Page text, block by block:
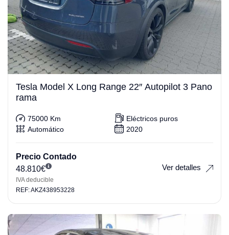
Tesla Model X Long Range 22″ Autopilot 3 Pano
rama
75000 Km
Eléctricos puros
Automático
2020
Precio Contado
48.810€
IVA deducible
Ver detalles
REF: AKZ438953228